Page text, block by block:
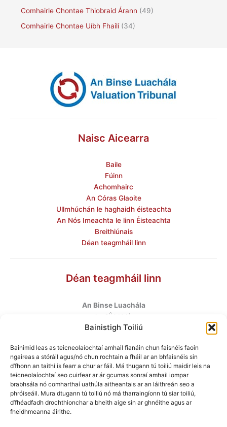
Bainistigh Toiliú
Bainimid leas as teicneolaíochtaí amhail fianáin chun faisnéis faoin
ngaireas a stóráil agus/nó chun rochtain a fháil ar an bhfaisnéis sin
d’fhonn an taithí is fearr a chur ar fáil. Má thugann tú toiliú maidir leis na
teicneolaíochtaí seo cuirfear ar ár gcumas sonraí amhail iompar
brabhsála nó comharthaí uathúla aitheantais ar an láithreán seo a
phróiseáil. Mura dtugann tú toiliú nó má tharraingíonn tú siar toiliú,
d’fhéadfadh drochthionchar a bheith aige sin ar ghnéithe agus ar
fheidhmeanna áirithe.
Comhairle Chontae Thiobraid Árann (49)
Comhairle Chontae Uíbh Fhailí(34)
Naisc Aicearra
Baile
Fúinn
Achomhairc
An Córas Glaoite
Ullmhúchán le haghaidh éisteachta
An Nós Imeachta le linn Éisteachta
Breithiúnais
Déan teagmháil linn
Déan teagmháil linn
An Binse Luachála
An 6úhUrlár
Halla Mhargadh na Feirme
Baile Átha Cliath 7
D07 AEF4
Teileafón: +353 1 6760130
Ríomhphost:info@valuationtribunal.ie